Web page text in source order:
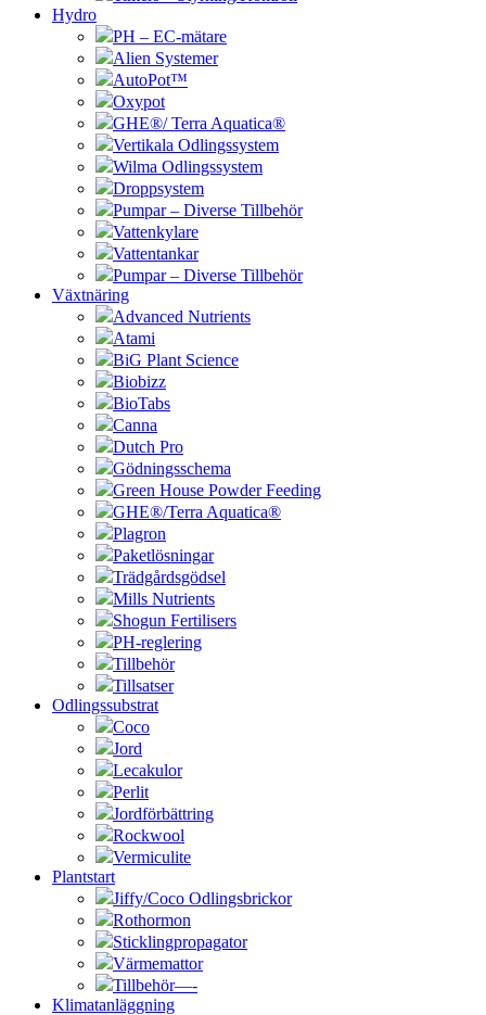
Hydro
PH – EC-mätare
Alien Systemer
AutoPot™
Oxypot
GHE®/ Terra Aquatica®
Vertikala Odlingssystem
Wilma Odlingssystem
Droppsystem
Pumpar – Diverse Tillbehör
Vattenkylare
Vattentankar
Pumpar – Diverse Tillbehör
Växtnäring
Advanced Nutrients
Atami
BiG Plant Science
Biobizz
BioTabs
Canna
Dutch Pro
Gödningsschema
Green House Powder Feeding
GHE®/Terra Aquatica®
Plagron
Paketlösningar
Trädgårdsgödsel
Mills Nutrients
Shogun Fertilisers
PH-reglering
Tillbehör
Tillsatser
Odlingssubstrat
Coco
Jord
Lecakulor
Perlit
Jordförbättring
Rockwool
Vermiculite
Plantstart
Jiffy/Coco Odlingsbrickor
Rothormon
Sticklingpropagator
Värmemattor
Tillbehör—-
Klimatanläggning